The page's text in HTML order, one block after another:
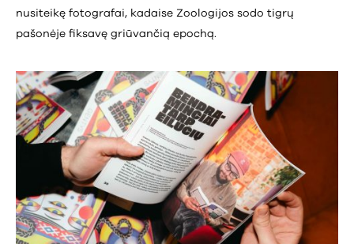
nusiteikę fotografai, kadaise Zoologijos sodo tigrų
pašonėje fiksavę griūvančią epochą.